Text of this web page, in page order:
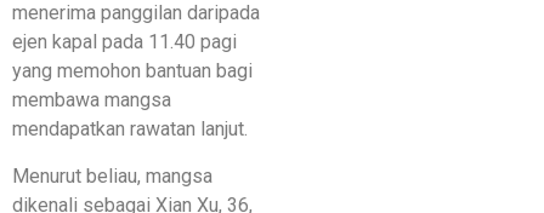
menerima panggilan daripada
ejen kapal pada 11.40 pagi
yang memohon bantuan bagi
membawa mangsa
mendapatkan rawatan lanjut.
Menurut beliau, mangsa
dikenali sebagai Xian Xu, 36,